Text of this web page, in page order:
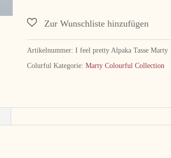
feel
Marty
Colourful
Artikelnummer: I feel pretty Alpaka Tasse Marty
Colurful Kategorie: Marty Colourful Collection